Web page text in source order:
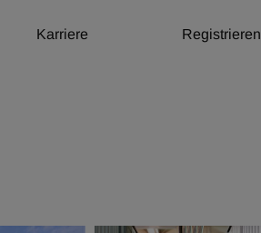
Karriere Registrieren